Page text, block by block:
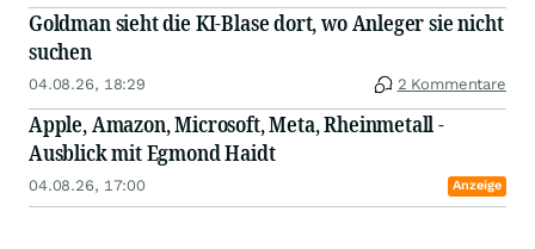
Goldman sieht die KI-Blase dort, wo Anleger sie nicht
suchen
04.08.26, 18:29 2 Kommentare
Apple, Amazon, Microsoft, Meta, Rheinmetall -
Ausblick mit Egmond Haidt
04.08.26, 17:00 Anzeige